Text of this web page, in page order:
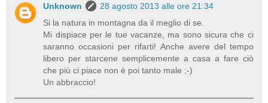
Unknown
28 agosto 2013 alle ore 21:34
Si la natura in montagna da il meglio di se.
Mi dispiace per le tue vacanze, ma sono sicura che ci
saranno occasioni per rifarti! Anche avere del tempo
libero per starcene semplicemente a casa a fare ciò
che più ci piace non è poi tanto male ;-)
Un abbraccio!